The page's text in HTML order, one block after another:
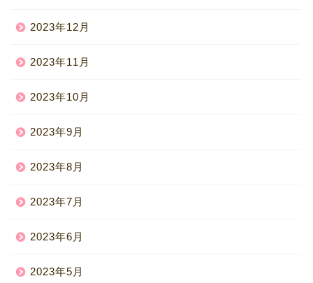
2023年12月
2023年11月
2023年10月
2023年9月
2023年8月
2023年7月
2023年6月
2023年5月